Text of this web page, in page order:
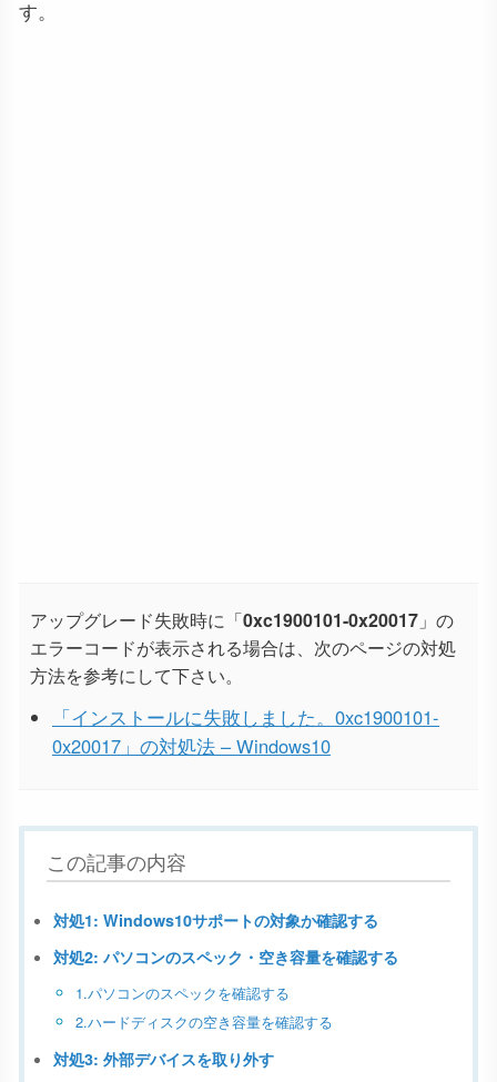
す。
アップグレード失敗時に「0xc1900101-0x20017 」の
エラーコードが表示される場合は、次のページの対処
方法を参考にして下さい。
「インストールに失敗しました。0xc1900101-
0x20017」の対処法 – Windows10
この記事の内容
対処1: Windows10サポートの対象か確認する
対処2: パソコンのスペック・空き容量を確認する
1.パソコンのスペックを確認する
2.ハードディスクの空き容量を確認する
対処3: 外部デバイスを取り外す